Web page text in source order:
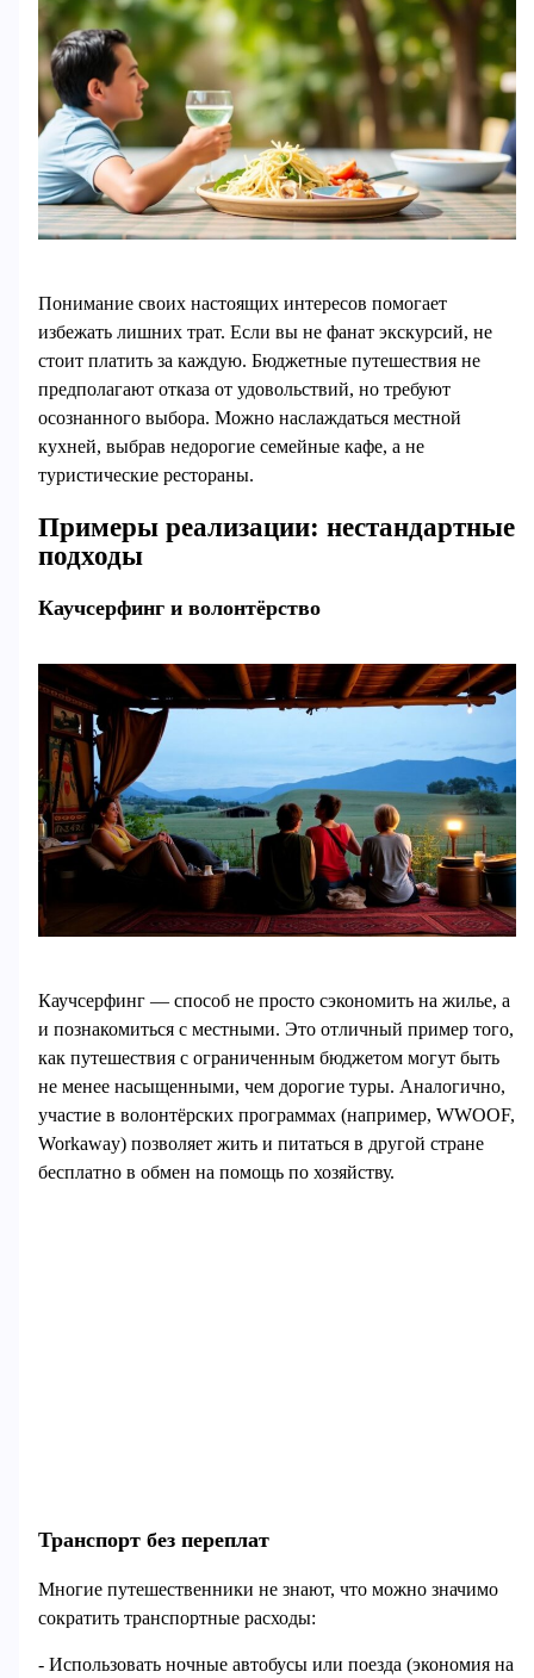
Понимание своих настоящих интересов помогает
избежать лишних трат. Если вы не фанат экскурсий, не
стоит платить за каждую. Бюджетные путешествия не
предполагают отказа от удовольствий, но требуют
осознанного выбора. Можно наслаждаться местной
кухней, выбрав недорогие семейные кафе, а не
туристические рестораны.
Примеры реализации: нестандартные
подходы
Каучсерфинг и волонтёрство
Каучсерфинг — способ не просто сэкономить на жилье, а
и познакомиться с местными. Это отличный пример того,
как путешествия с ограниченным бюджетом могут быть
не менее насыщенными, чем дорогие туры. Аналогично,
участие в волонтёрских программах (например, WWOOF,
Workaway) позволяет жить и питаться в другой стране
бесплатно в обмен на помощь по хозяйству.
Транспорт без переплат
Многие путешественники не знают, что можно значимо
сократить транспортные расходы:
- Использовать ночные автобусы или поезда (экономия на